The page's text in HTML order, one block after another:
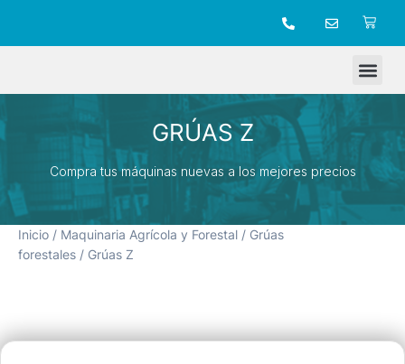
GRÚAS Z
Compra tus máquinas nuevas a los mejores precios
Inicio / Maquinaria Agrícola y Forestal / Grúas
forestales / Grúas Z